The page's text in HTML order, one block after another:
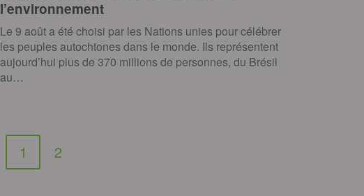
l’environnement
Le 9 août a été choisi par les Nations unies pour célébrer
les peuples autochtones dans le monde. Ils représentent
aujourd’hui plus de 370 millions de personnes, du Brésil
au…
1 2